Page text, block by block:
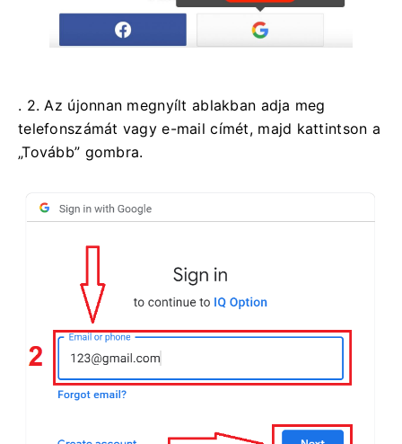
. 2. Az újonnan megnyílt ablakban adja meg
telefonszámát vagy e-mail címét, majd kattintson a
„Tovább” gombra.